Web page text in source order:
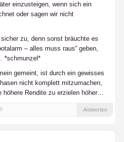
einzusteigen, wenn sich ein
oder sagen wir nicht
zu, denn sonst bräuchte es
– alles muss raus“ geben,
*schmunzel*
gemeint, ist durch ein gewisses
nicht komplett mitzumachen,
höhere Rendite zu erzielen höher…
Antworten